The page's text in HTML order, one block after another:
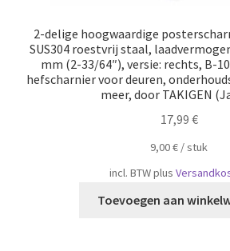
2-delige hoogwaardige
SUS304 roestvrij staal,
mm (2-33/64″), versie: rechts, B-
hefscharnier voor deuren,
meer, door TAKIGEN
17,99 €
9,00€ /​​stuk
incl. BTWplus
Toevoegen aan